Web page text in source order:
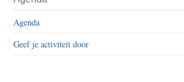
Agenda
Geef je activiteit door